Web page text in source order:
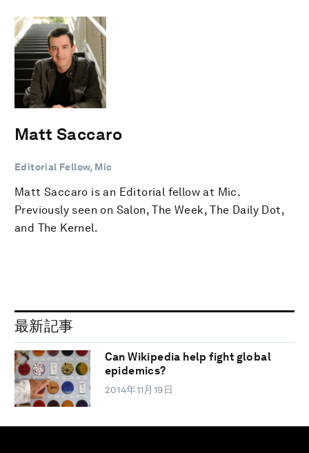
Matt Saccaro
Editorial Fellow, Mic
Matt Saccaro is an Editorial fellow at Mic.
Previously seen on Salon, The Week, The Daily Dot,
and The Kernel.
最新記事
Can Wikipedia help fight global
epidemics?
2014年11月19日